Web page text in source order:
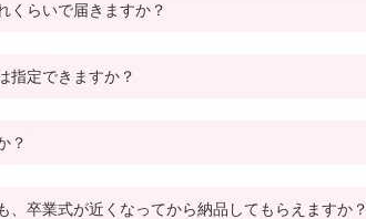
くらいで届きますか？
指定できますか？
？
、卒業式が近くなってから納品してもらえますか？